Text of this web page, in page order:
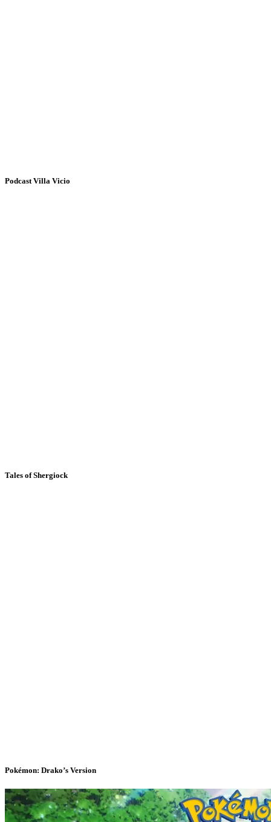
Podcast Villa Vicio
Tales of Shergiock
Pokémon: Drako’s Version